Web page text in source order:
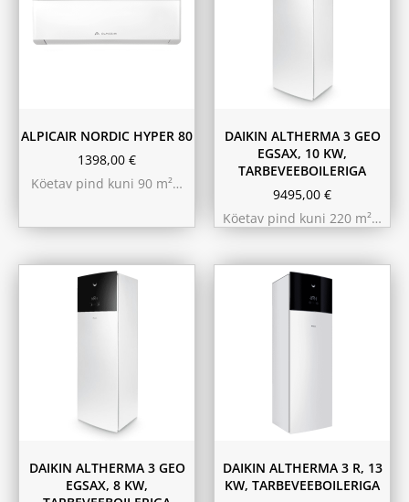
ALPICAIR NORDIC HYPER 80
1398,00 €
Köetav pind kuni 90 m²…
DAIKIN ALTHERMA 3 GEO
EGSAX, 10 KW,
TARBEVEEBOILERIGA
9495,00 €
Köetav pind kuni 220 m²…
DAIKIN ALTHERMA 3 GEO
EGSAX, 8 KW,
230L
DAIKIN ALTHERMA 3 R, 13
KW, TARBEVEEBOILERIGA